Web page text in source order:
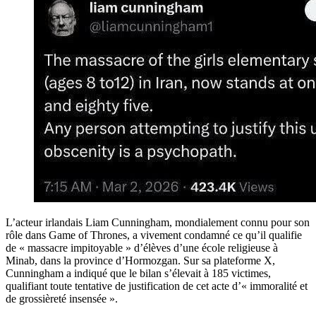
L’acteur irlandais Liam Cunningham, mondialement connu pour son
rôle dans Game of Thrones, a vivement condamné ce qu’il qualifie
de « massacre impitoyable » d’élèves d’une école religieuse à
Minab, dans la province d’Hormozgan. Sur sa plateforme X,
Cunningham a indiqué que le bilan s’élevait à 185 victimes,
qualifiant toute tentative de justification de cet acte d’« immoralité et
de grossièreté insensée ».